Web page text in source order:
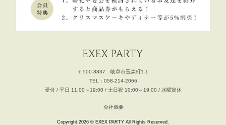
〒500-8837 岐阜市玉森町1-1
TEL：058-214-2066
受付 / 平日 11:00～19:00 / 土日祝 10:00～19:00 / 水曜定休
会社概要
Copyright 2026 © EXEX PARTY All Rights Reserved.